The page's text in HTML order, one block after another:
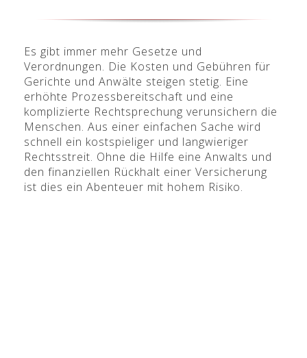
Es gibt immer mehr Gesetze und
Verordnungen. Die Kosten und Gebühren für
Gerichte und Anwälte steigen stetig. Eine
erhöhte Prozessbereitschaft und eine
komplizierte Rechtsprechung verunsichern die
Menschen. Aus einer einfachen Sache wird
schnell ein kostspieliger und langwieriger
Rechtsstreit. Ohne die Hilfe eine Anwalts und
den finanziellen Rückhalt einer Versicherung
ist dies ein Abenteuer mit hohem Risiko.